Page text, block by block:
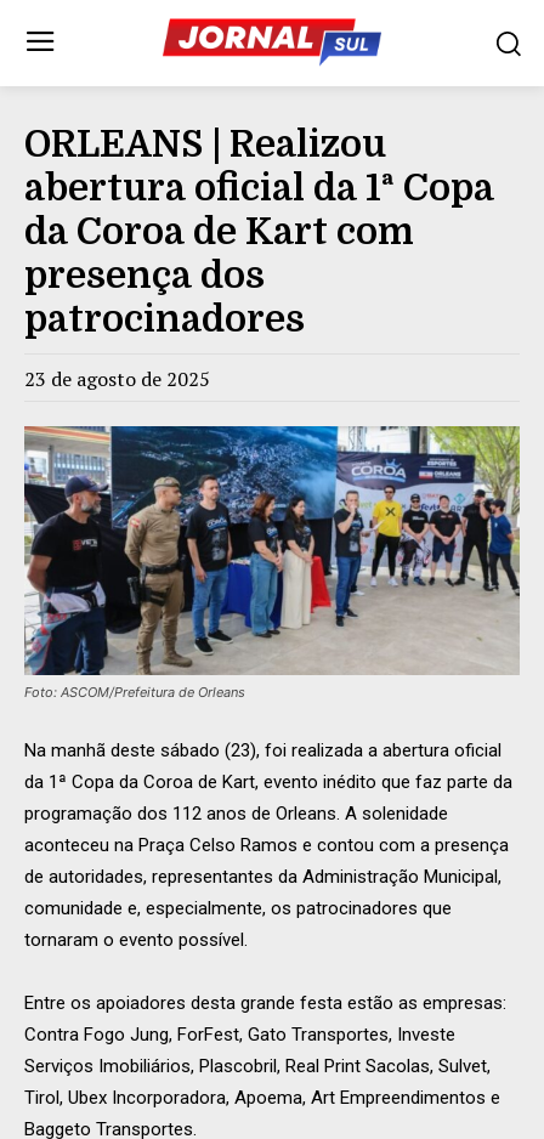
ORLEANS | Realizou
abertura oficial da 1ª Copa
da Coroa de Kart com
presença dos
patrocinadores
23 de agosto de 2025
Foto: ASCOM/Prefeitura de Orleans
Na manhã deste sábado (23), foi realizada a abertura oficial
da 1ª Copa da Coroa de Kart, evento inédito que faz parte da
programação dos 112 anos de Orleans. A solenidade
aconteceu na Praça Celso Ramos e contou com a presença
de autoridades, representantes da Administração Municipal,
comunidade e, especialmente, os patrocinadores que
tornaram o evento possível.
Entre os apoiadores desta grande festa estão as empresas:
Contra Fogo Jung, ForFest, Gato Transportes, Investe
Serviços Imobiliários, Plascobril, Real Print Sacolas, Sulvet,
Tirol, Ubex Incorporadora, Apoema, Art Empreendimentos e
Baggeto Transportes.